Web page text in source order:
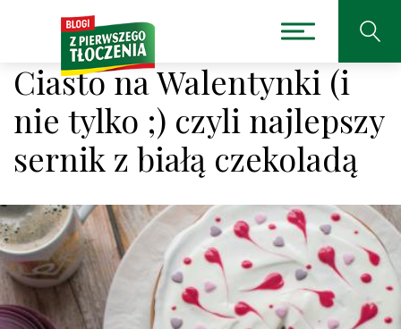
Ciasto na Walentynki (i
nie tylko ;) czyli najlepszy
sernik z białą czekoladą